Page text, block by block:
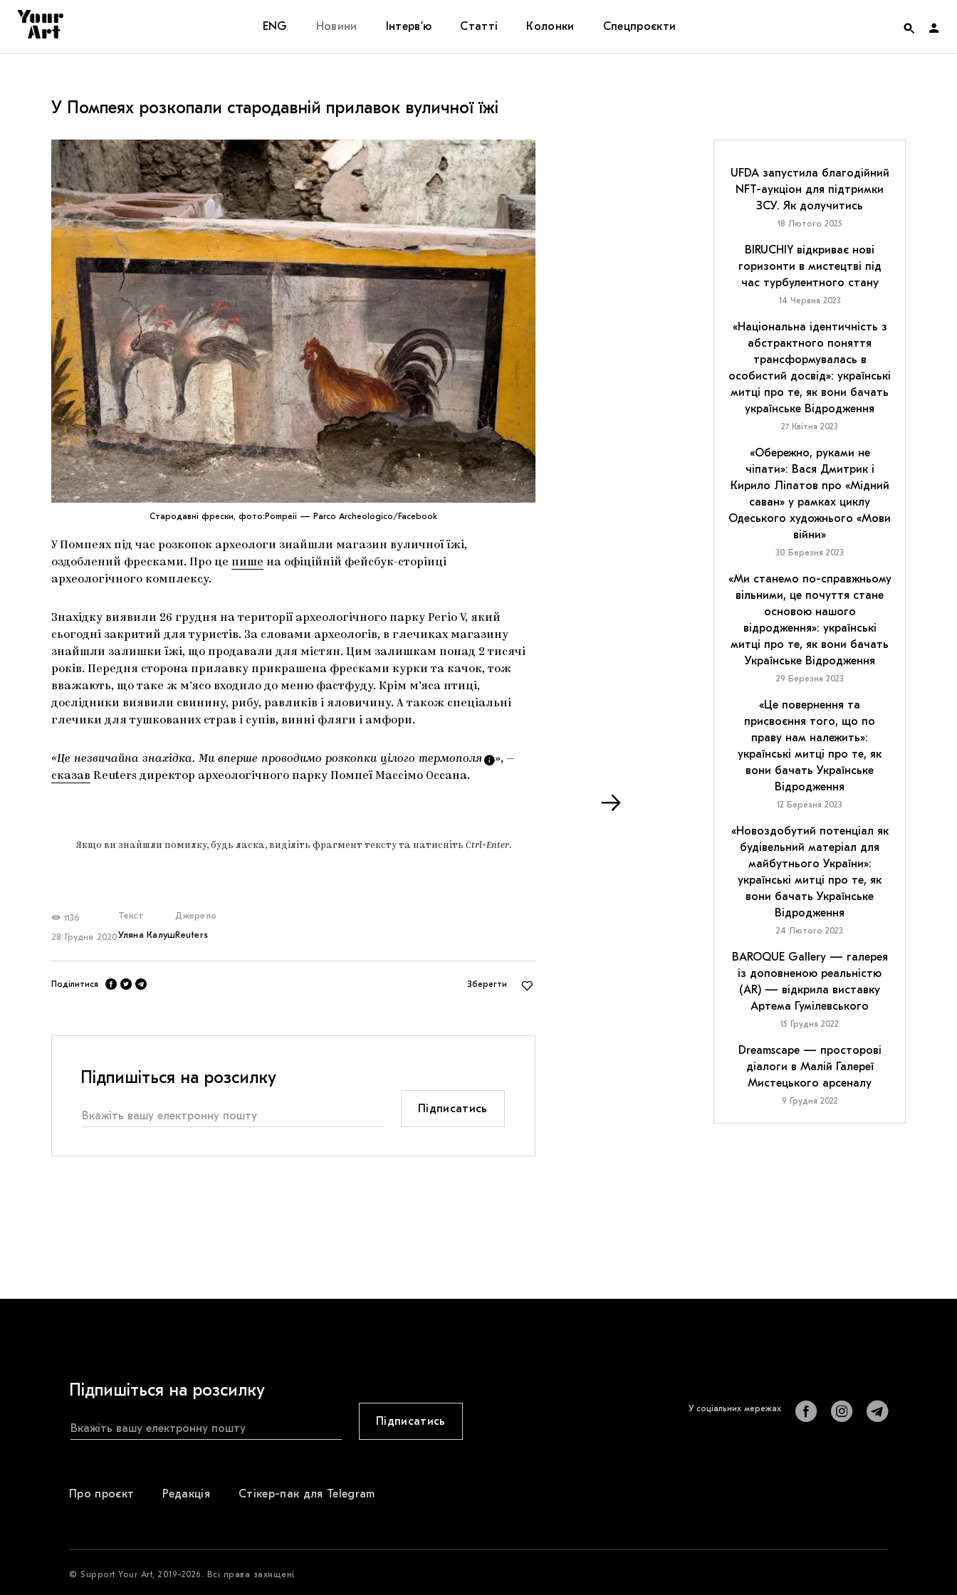
ENG Новини Інтерв’ю Статті Колонки Спецпроєкти
У Помпеях розкопали стародавній прилавок вуличної їжі
Стародавні фрески, фото:Pompeii — Parco Archeologico/Facebook
У Помпеях під час розкопок археологи знайшли магазин вуличної їжі,
оздоблений фресками. Про це пише на офіційній фейсбук-сторінці
археологічного комплексу.
Знахідку виявили 26 грудня на території археологічного парку Регіо V, який
сьогодні закритий для туристів. За словами археологів, в глечиках магазину
знайшли залишки їжі, що продавали для містян. Цим залишкам понад 2 тисячі
років. Передня сторона прилавку прикрашена фресками курки та качок, тож
вважають, що таке ж м’ясо входило до меню фастфуду. Крім м’яса птиці,
дослідники виявили свинину, рибу, равликів і яловичину. А також спеціальні
глечики для тушкованих страв і супів, винні фляги і амфори.
«Це незвичайна знахідка. Ми вперше проводимо розкопки цілого термополя », —
сказав Reuters директор археологічного парку Помпеї Массімо Оссана.
Якщо ви знайшли помилку, будь ласка, виділіть фрагмент тексту та натисніть Ctrl+Enter.
1136
28 Грудня 2020
Текст
Уляна Калуш
Джерело
Reuters
Поділитися Зберегти
Підпишіться на розсилку
Підписатись
UFDA запустила благодійний
NFT-аукціон для підтримки
ЗСУ. Як долучитись
18 Лютого 2025
BIRUCHIY відкриває нові
горизонти в мистецтві під
час турбулентного стану
14 Червня 2023
«Національна ідентичність з
абстрактного поняття
трансформувалась в
особистий досвід»: українські
митці про те, як вони бачать
українське Відродження
27 Квітня 2023
«Обережно, руками не
чіпати»: Вася Дмитрик і
Кирило Ліпатов про «Мідний
саван» у рамках циклу
Одеського художнього «Мови
війни»
30 Березня 2023
«Ми станемо по-справжньому
вільними, це почуття стане
основою нашого
відродження»: українські
митці про те, як вони бачать
Українське Відродження
29 Березня 2023
«Це повернення та
присвоєння того, що по
праву нам належить»:
українські митці про те, як
вони бачать Українське
Відродження
12 Березня 2023
«Новоздобутий потенціал як
будівельний матеріал для
майбутнього України»:
українські митці про те, як
вони бачать Українське
Відродження
24 Лютого 2023
BAROQUE Gallery — галерея
із доповненою реальністю
(AR) — відкрила виставку
Артема Гумілевського
15 Грудня 2022
Dreamscape — просторові
діалоги в Малій Галереї
Мистецького арсеналу
9 Грудня 2022
Підпишіться на розсилку
Підписатись
Про проєкт Редакція Стікер-пак для Telegram
У соціальних мережах
© Support Your Art, 2019-2026. Всі права захищені